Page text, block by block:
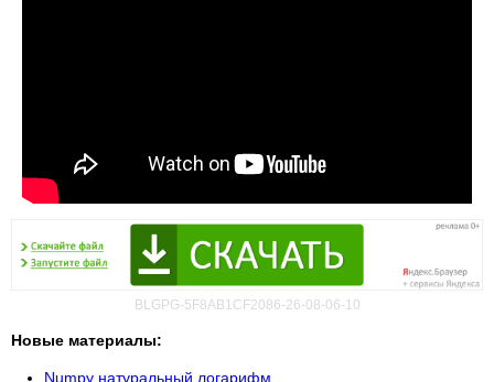
BLGPG-5F8AB1CF2086-26-08-06-10
Новые материалы:
Numpy натуральный логарифм